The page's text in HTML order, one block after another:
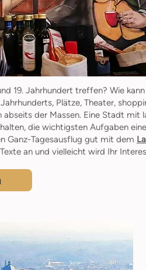
19. Jahrhundert treffen? Wie
Plätze, Theater,
abseits der Massen. Eine Stadt
die wichtigsten Aufgaben
Ganz-Tagesausflug gut mit dem
an und vielleicht wird Ihr